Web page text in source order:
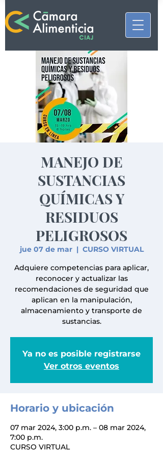
MANEJO DE
SUSTANCIAS
QUÍMICAS Y
RESIDUOS
PELIGROSOS
jue 07 de mar
  |
CURSO VIRTUAL
Adquiere competencias para aplicar,
reconocer y actualizar las
recomendaciones de seguridad que
aplican en la manipulación,
almacenamiento y transporte de
sustancias.
Ya no es posible registrarse
Ver otros eventos
Horario y ubicación
07 mar 2024, 3:00 p.m. – 08 mar 2024,
7:00 p.m.
CURSO VIRTUAL